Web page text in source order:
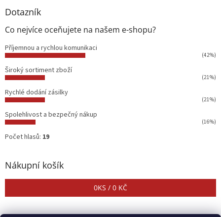
Dotazník
Co nejvíce oceňujete na našem e-shopu?
Příjemnou a rychlou komunikaci
(42%)
Široký sortiment zboží
(21%)
Rychlé dodání zásilky
(21%)
Spolehlivost a bezpečný nákup
(16%)
Počet hlasů: 19
Nákupní košík
0KS / 0 KČ